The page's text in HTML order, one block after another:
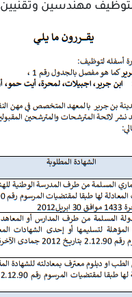
لتوظيف مهندسين وتقنيين